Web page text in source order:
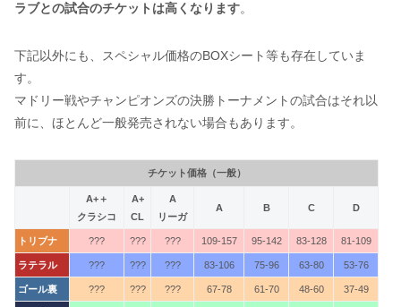
ラブとの試合のチケットは高くなります。
下記以外にも、スペシャル価格のBOXシート等も存在していま
す。
マドリー戦やチャンピオンズの決勝トーナメントの試合はそれ以
前に、ほとんど一般発売されない場合もあります。
チケット価格（一般）
A+＋
クラシコ
A+
CL
A
リーガ
A B C D
トリブナ ??? ??? ??? 109-157 95-142 83-128 81-109
ラテラル ??? ??? ??? 83-106 75-96 63-80 53-76
ゴール裏 ??? ??? ??? 67-78 61-70 48-60 37-49